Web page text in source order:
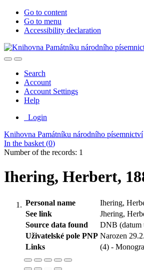
Go to content
Go to menu
Accessibility declaration
Search
Account
Account Settings
Help
Login
Knihovna Památníku národního písemnictví
In the basket (0)
Number of the records: 1
Ihering, Herbert,
Personal name
Ihering,
See link
Jhering,
Source data found
DNB (datum
Uživatelské pole PNP Narozen
Links
(4) -